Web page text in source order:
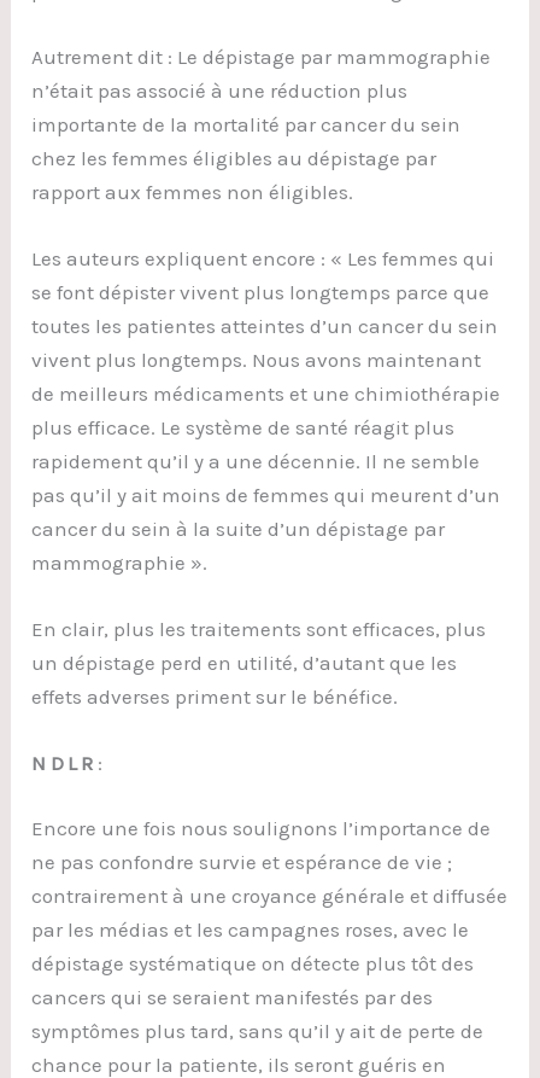
Autrement dit : Le dépistage par mammographie
n’était pas associé à une réduction plus
importante de la mortalité par cancer du sein
chez les femmes éligibles au dépistage par
rapport aux femmes non éligibles.
Les auteurs expliquent encore : « Les femmes qui
se font dépister vivent plus longtemps parce que
toutes les patientes atteintes d’un cancer du sein
vivent plus longtemps. Nous avons maintenant
de meilleurs médicaments et une chimiothérapie
plus efficace. Le système de santé réagit plus
rapidement qu’il y a une décennie. Il ne semble
pas qu’il y ait moins de femmes qui meurent d’un
cancer du sein à la suite d’un dépistage par
mammographie ».
En clair, plus les traitements sont efficaces, plus
un dépistage perd en utilité, d’autant que les
effets adverses priment sur le bénéfice.
NDLR :
Encore une fois nous soulignons l’importance de
ne pas confondre survie et espérance de vie ;
contrairement à une croyance générale et diffusée
par les médias et les campagnes roses, avec le
dépistage systématique on détecte plus tôt des
cancers qui se seraient manifestés par des
symptômes plus tard, sans qu’il y ait de perte de
chance pour la patiente, ils seront guéris en